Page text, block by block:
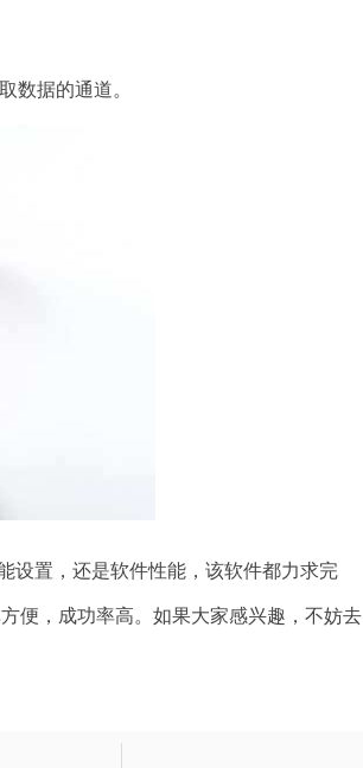
据的通道。
置，还是软件性能，该软件都力求完
便，成功率高。如果大家感兴趣，不妨去